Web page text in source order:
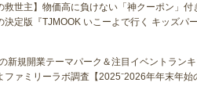
救世主】物価高に負けない「神クーポン」付
決定版『TJMOOK いこーよで行く キッズパ
新規開業テーマパーク＆注目イベントラン
ファミリーラボ調査【2025⁻2026年年末年